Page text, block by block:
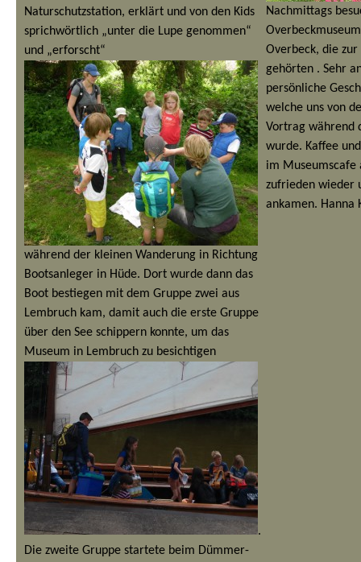
Naturschutzstation, erklärt und von den Kids
sprichwörtlich „unter die Lupe genommen“
und „erforscht“
während der kleinen Wanderung in Richtung
Bootsanleger in Hüde. Dort wurde dann das
Boot bestiegen mit dem Gruppe zwei aus
Lembruch kam, damit auch die erste Gruppe
über den See schippern konnte, um das
Museum in Lembruch zu besichtigen
.
Die zweite Gruppe startete beim Dümmer-
Nachmittags
Overbeck, die
gehörten . Sehr
persönliche
welche uns von
Vortrag während
wurde. Kaffee
im Museumscafe
zufrieden wieder
ankamen. Hanna